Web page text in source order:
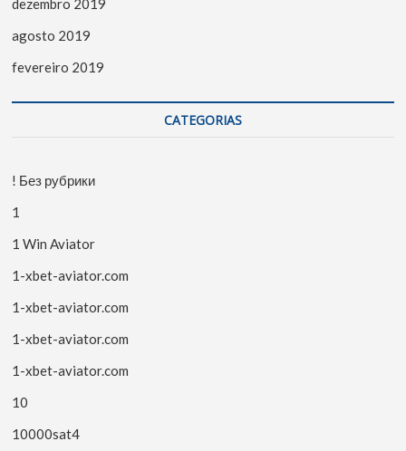
dezembro 2019
agosto 2019
fevereiro 2019
CATEGORIAS
! Без рубрики
1
1 Win Aviator
1-xbet-aviator.com
1-xbet-aviator.com
1-xbet-aviator.com
1-xbet-aviator.com
10
10000sat4